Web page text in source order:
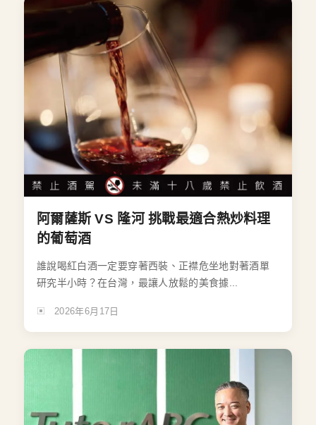
阿爾薩斯 VS 隆河 挑戰最適合熱炒料理
的葡萄酒
誰說喝紅白酒一定要穿著西裝、正襟危坐地對著酒單
研究半小時？在台灣，最讓人放鬆的美食據...
2026年6月17日